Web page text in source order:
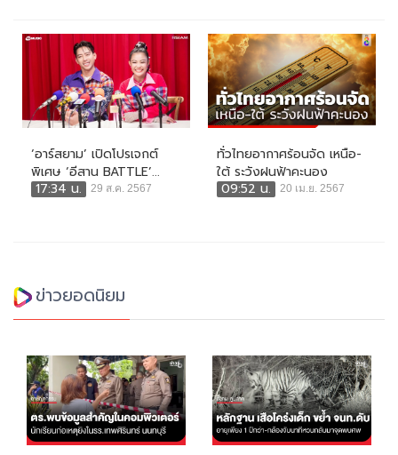
‘อาร์สยาม’ เปิดโปรเจกต์
พิเศษ ‘อีสาน BATTLE’...
17:34 น.
29 ส.ค. 2567
ทั่วไทยอากาศร้อนจัด เหนือ-
ใต้ ระวังฝนฟ้าคะนอง
09:52 น.
20 เม.ย. 2567
ข่าวยอดนิยม